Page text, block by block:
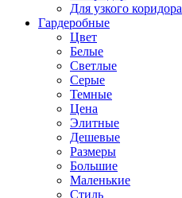
Для узкого коридора
Гардеробные
Цвет
Белые
Светлые
Серые
Темные
Цена
Элитные
Дешевые
Размеры
Большие
Маленькие
Стиль